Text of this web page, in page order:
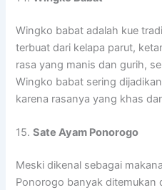
Wingko babat adalah kue
terbuat dari kelapa parut,
rasa yang manis dan gurih,
Wingko babat sering
karena rasanya yang khas
15.Sate Ayam Ponorogo
Meski dikenal sebagai
Ponorogo banyak ditemukan